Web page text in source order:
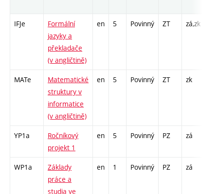
IFJe
Formální
jazyky a
překladače
(v angličtině)
en 5 Povinný ZT zá,zk
MATe
Matematické
struktury v
informatice
(v angličtině)
en 5 Povinný ZT zk
YP1a
Ročníkový
projekt 1
en 5 Povinný PZ zá
WP1a
Základy
práce a
studia ve
en 1 Povinný PZ zá